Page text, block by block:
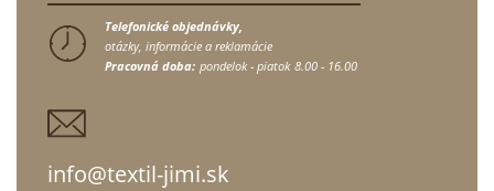
Telefonické objednávky,
otázky, informácie a reklamácie
Pracovná doba: pondelok - piatok 8.00 - 16.00
info@textil-jimi.sk